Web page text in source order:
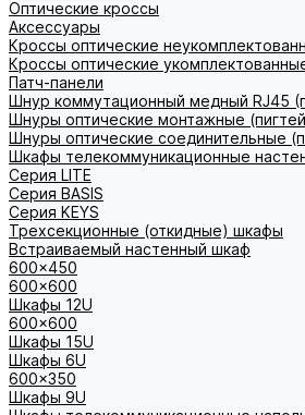
Оптические кроссы
Аксессуары
Кроссы оптические
Кроссы оптические
Патч-панели
Шнур коммутационный медный RJ45
Шнуры оптические монтажные
Шнуры оптические соединительные
Шкафы телекоммуникационные
Cерия LITE
Cерия BASIS
Cерия KEYS
Трехсекционные (откидные) шкафы
Встраиваемый настенный шкаф
600x450
600x600
Шкафы 12U
600x600
Шкафы 15U
Шкафы 6U
600x350
Шкафы 9U